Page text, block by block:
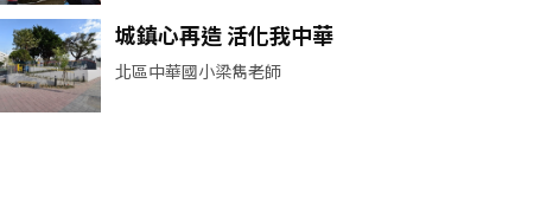
城鎮心再造 活化我中華
北區中華國小梁雋老師